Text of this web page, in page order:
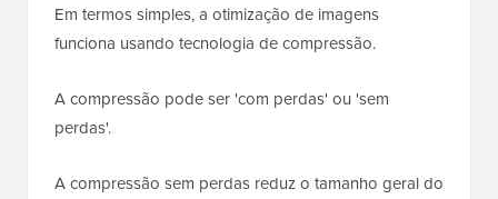
Em termos simples, a otimização de imagens
funciona usando tecnologia de compressão.
A compressão pode ser 'com perdas' ou 'sem
perdas'.
A compressão sem perdas reduz o tamanho geral do